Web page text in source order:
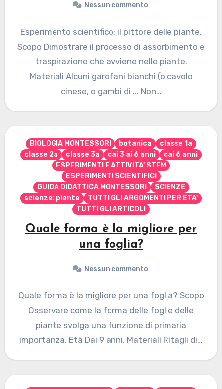
Nessun commento
Esperimento scientifico: il pittore delle piante.
Scopo Dimostrare il processo di assorbimento e
traspirazione che avviene nelle piante.
Materiali Alcuni garofani bianchi (o cavolo
cinese, o gambi di ... Non…
BIOLOGIA MONTESSORI botanica
classe 1a
classe 2a
classe 3a dai 3 ai 6 anni
dai 6 anni
ESPERIMENTI E ATTIVITA' STEM
ESPERIMENTI SCIENTIFICI
GUIDA DIDATTICA MONTESSORI
SCIENZE
scienze: piante
TUTTI GLI ARGOMENTI PER ETA'
TUTTI GLI ARTICOLI
Quale forma è la migliore per
una foglia?
Nessun commento
Quale forma è la migliore per una foglia? Scopo
Osservare come la forma delle foglie delle
piante svolga una funzione di primaria
importanza. Età Dai 9 anni. Materiali Ritagli di…